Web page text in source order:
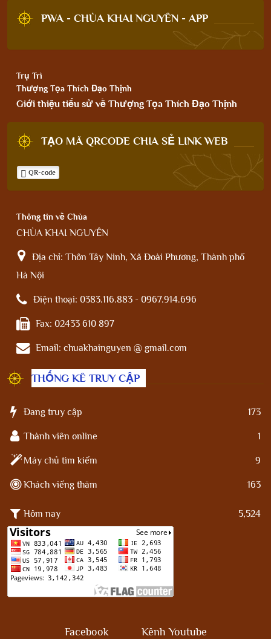
PWA - CHÙA KHAI NGUYÊN - APP
Trụ Trì
Thượng Tọa Thích Đạo Thịnh
Giới thiệu tiểu sử về Thượng Tọa Thích Đạo Thịnh
TẠO MÃ QRCODE CHIA SẺ LINK WEB
QR-code
Thông tin về Chùa
CHÙA KHAI NGUYÊN
Địa chỉ: Thôn Tây Ninh, Xã Đoài Phương, Thành phố
Hà Nội
Điện thoại: 0383.116.883 - 0967.914.696
Fax: 02433 610 897
Email: chuakhainguyen @ gmail.com
THỐNG KÊ TRUY CẬP
Đang truy cập 173
Thành viên online 1
Máy chủ tìm kiếm 9
Khách viếng thăm 163
Hôm nay 5,524
Facebook Kênh Youtube